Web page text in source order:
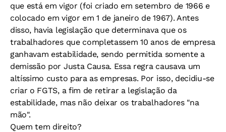
que está em vigor (foi criado em setembro de 1966 e
colocado em vigor em 1 de janeiro de 1967). Antes
disso, havia legislação que determinava que os
trabalhadores que completassem 10 anos de empresa
ganhavam estabilidade, sendo permitida somente a
demissão por Justa Causa. Essa regra causava um
altíssimo custo para as empresas. Por isso, decidiu-se
criar o FGTS, a fim de retirar a legislação da
estabilidade, mas não deixar os trabalhadores "na
mão".
Quem tem direito?